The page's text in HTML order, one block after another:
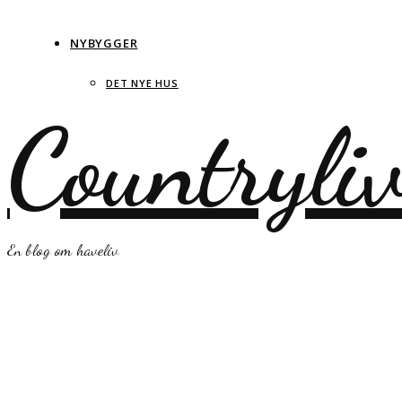
NYBYGGER
DET NYE HUS
En blog om haveliv